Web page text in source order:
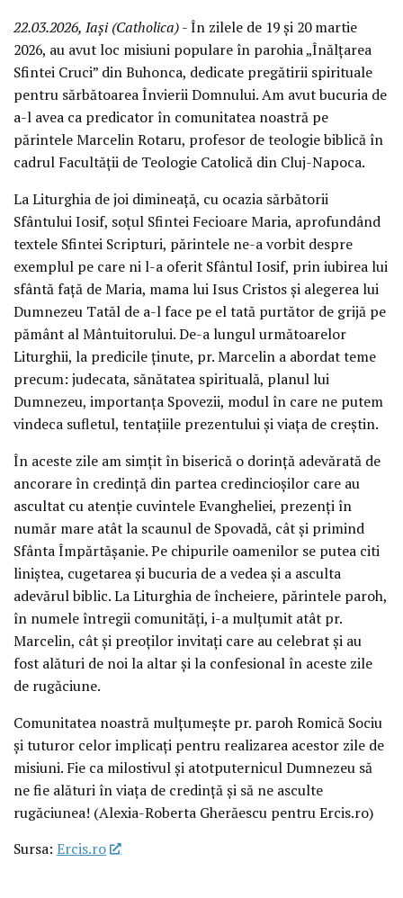
22.03.2026, Iași (Catholica)- În zilele de 19 și 20 martie
2026, au avut loc misiuni populare în parohia „Înălțarea
Sfintei Cruci” din Buhonca, dedicate pregătirii spirituale
pentru sărbătoarea Învierii Domnului. Am avut bucuria de
a-l avea ca predicator în comunitatea noastră pe
părintele Marcelin Rotaru, profesor de teologie biblică în
cadrul Facultății de Teologie Catolică din Cluj-Napoca.
La Liturghia de joi dimineață, cu ocazia sărbătorii
Sfântului Iosif, soțul Sfintei Fecioare Maria, aprofundând
textele Sfintei Scripturi, părintele ne-a vorbit despre
exemplul pe care ni l-a oferit Sfântul Iosif, prin iubirea lui
sfântă față de Maria, mama lui Isus Cristos și alegerea lui
Dumnezeu Tatăl de a-l face pe el tată purtător de grijă pe
pământ al Mântuitorului. De-a lungul următoarelor
Liturghii, la predicile ținute, pr. Marcelin a abordat teme
precum: judecata, sănătatea spirituală, planul lui
Dumnezeu, importanța Spovezii, modul în care ne putem
vindeca sufletul, tentațiile prezentului și viața de creștin.
În aceste zile am simțit în biserică o dorință adevărată de
ancorare în credință din partea credincioșilor care au
ascultat cu atenție cuvintele Evangheliei, prezenți în
număr mare atât la scaunul de Spovadă, cât și primind
Sfânta Împărtășanie. Pe chipurile oamenilor se putea citi
liniștea, cugetarea și bucuria de a vedea și a asculta
adevărul biblic. La Liturghia de încheiere, părintele paroh,
în numele întregii comunități, i-a mulțumit atât pr.
Marcelin, cât și preoților invitați care au celebrat și au
fost alături de noi la altar și la confesional în aceste zile
de rugăciune.
Comunitatea noastră mulțumește pr. paroh Romică Sociu
și tuturor celor implicați pentru realizarea acestor zile de
misiuni. Fie ca milostivul și atotputernicul Dumnezeu să
ne fie alături în viața de credință și să ne asculte
rugăciunea! (Alexia-Roberta Gherăescu pentru Ercis.ro)
Sursa: Ercis.ro